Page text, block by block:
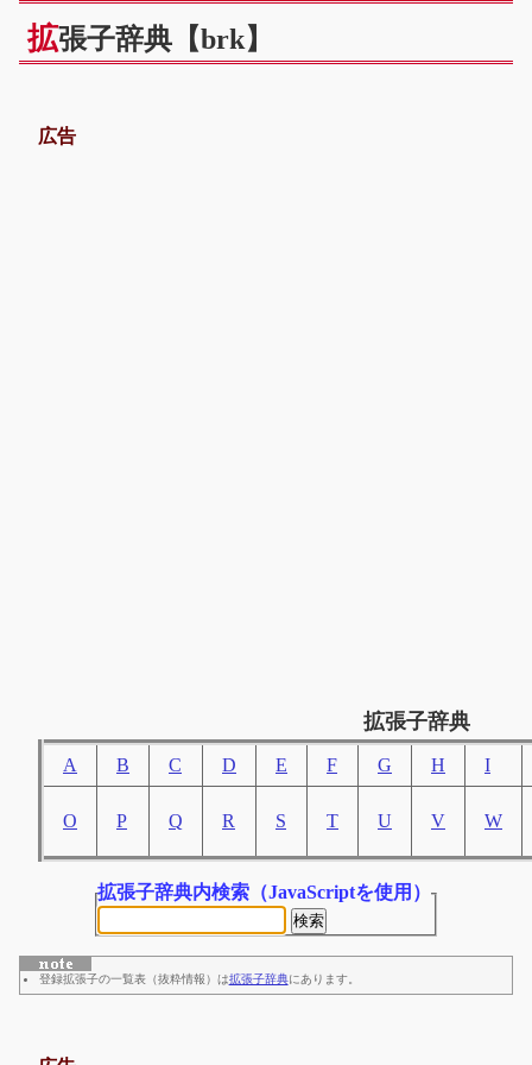
拡張子辞典【brk】
広告
拡張子辞典
A B C D E F G H I
O P Q R S T U V W
拡張子辞典内検索 （JavaScriptを使用）
登録拡張子の一覧表（抜粋情報）は拡張子辞典にあります。